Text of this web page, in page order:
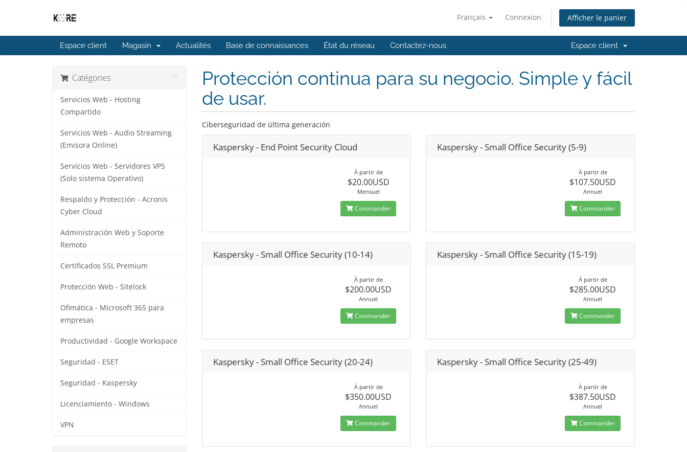
Français Connexion Afficher le panier
Espace client Magasin Actualités Base de connaissances État du réseau Contactez-nous Espace client
Catégories
Servicios Web - Hosting
Compartido
Servicios Web - Audio Streaming
(Emisora Online)
Servicios Web - Servidores VPS
(Solo sistema Operativo)
Respaldo y Protección - Acronis
Cyber Cloud
Administración Web y Soporte
Remoto
Certificados SSL Premium
Protección Web - Sitelock
Ofimática - Microsoft 365 para
empresas
Productividad - Google Workspace
Seguridad - ESET
Seguridad - Kaspersky
Licenciamiento - Windows
VPN
Protección continua para su negocio. Simple y fácil
de usar.
Ciberseguridad de última generación
Kaspersky - End Point Security Cloud
À partir de
$20.00USD
Mensuel
Commander
Kaspersky - Small Office Security (5-9)
À partir de
$107.50USD
Annuel
Commander
Kaspersky - Small Office Security (10-14)
À partir de
$200.00USD
Annuel
Commander
Kaspersky - Small Office Security (15-19)
À partir de
$285.00USD
Annuel
Commander
Kaspersky - Small Office Security (20-24)
À partir de
$350.00USD
Annuel
Commander
Kaspersky - Small Office Security (25-49)
À partir de
$387.50USD
Annuel
Commander